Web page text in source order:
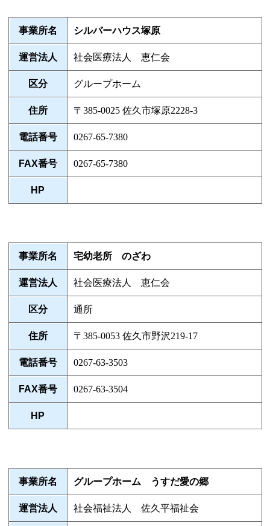
事業所名 シルバーハウス塚原
運営法人 社会医療法人 恵仁会
区分 グループホーム
住所 〒385-0025 佐久市塚原2228-3
電話番号 0267-65-7380
FAX番号 0267-65-7380
HP
事業所名 宅幼老所 のざわ
運営法人 社会医療法人 恵仁会
区分 通所
住所 〒385-0053 佐久市野沢219-17
電話番号 0267-63-3503
FAX番号 0267-63-3504
HP
事業所名 グループホーム うすだ愛の郷
運営法人 社会福祉法人 佐久平福祉会